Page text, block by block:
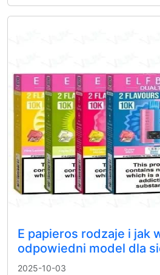
E papieros rodzaje i jak
odpowiedni model dla
2025-10-03